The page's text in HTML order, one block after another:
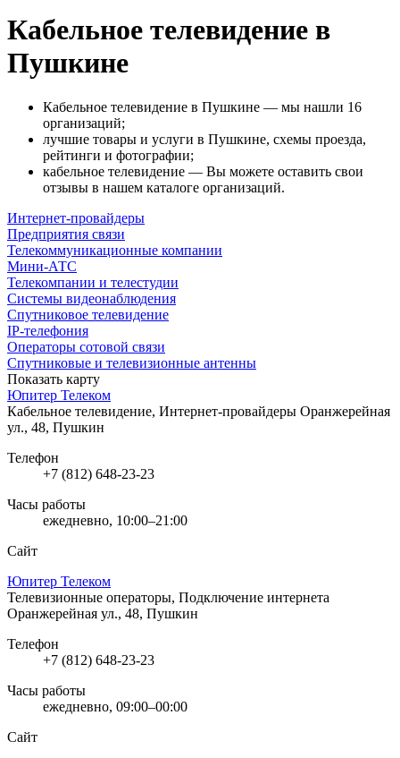
Кабельное телевидение в
Пушкине
Кабельное телевидение в Пушкине — мы нашли 16
организаций;
лучшие товары и услуги в Пушкине, схемы проезда,
рейтинги и фотографии;
кабельное телевидение — Вы можете оставить свои
отзывы в нашем каталоге организаций.
Интернет-провайдеры
Предприятия связи
Телекоммуникационные компании
Мини-АТС
Телекомпании и телестудии
Системы видеонаблюдения
Спутниковое телевидение
IP-телефония
Операторы сотовой связи
Спутниковые и телевизионные антенны
Показать карту
Юпитер Телеком
Кабельное телевидение, Интернет-провайдеры Оранжерейная
ул., 48, Пушкин
Телефон
+7 (812) 648-23-23
Часы работы
ежедневно, 10:00–21:00
Сайт
Юпитер Телеком
Телевизионные операторы, Подключение интернета
Оранжерейная ул., 48, Пушкин
Телефон
+7 (812) 648-23-23
Часы работы
ежедневно, 09:00–00:00
Сайт